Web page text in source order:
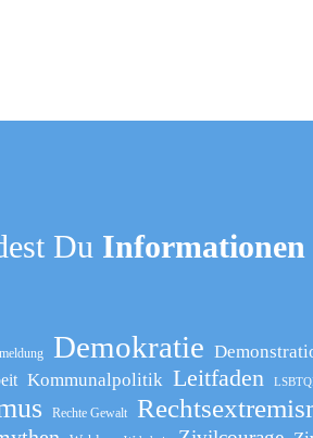
Du Informationen
Demokratie
Kommunalpolitik Leitfaden
Rechte Gewalt